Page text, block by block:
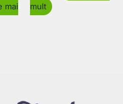
mai
mult